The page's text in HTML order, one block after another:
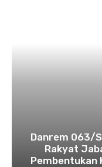
Danrem 063/
Rakyat
Pembentukan